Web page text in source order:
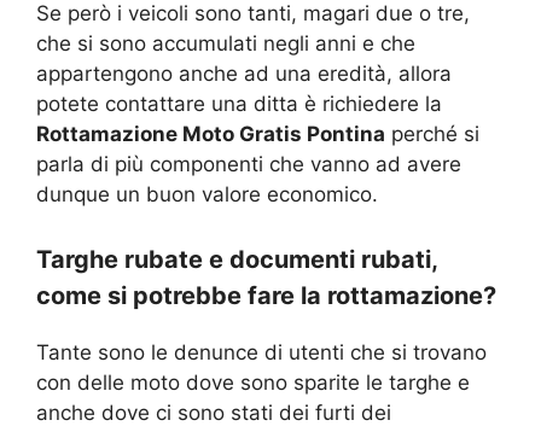
Se però i veicoli sono tanti, magari due o tre,
che si sono accumulati negli anni e che
appartengono anche ad una eredità, allora
potete contattare una ditta è richiedere la
Rottamazione Moto Gratis Pontina perché si
parla di più componenti che vanno ad avere
dunque un buon valore economico.
Targhe rubate e documenti rubati,
come si potrebbe fare la rottamazione?
Tante sono le denunce di utenti che si trovano
con delle moto dove sono sparite le targhe e
anche dove ci sono stati dei furti dei